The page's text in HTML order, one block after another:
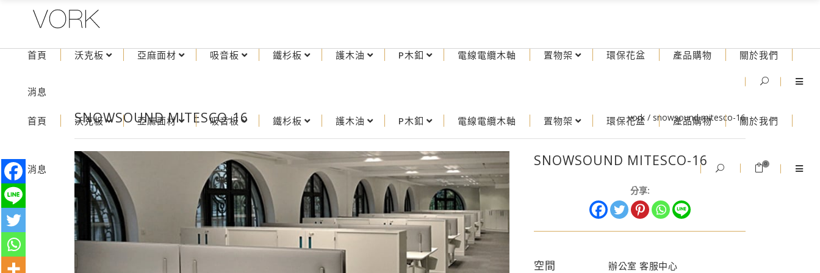
首頁 沃克板 亞麻面材 吸音板 鐵杉板 護木油 P木釦 電線電纜木軸 置物架 環保花盆 產品購物 關於我們
消息 0
首頁 沃克板 亞麻面材 吸音板 鐵杉板 護木油 P木釦 電線電纜木軸 置物架 環保花盆 產品購物 關於我們
消息
SNOWSOUND MITESCO-16 vork / snowsound mitesco-16
SNOWSOUND MITESCO-16
分享:
空間 辦公室 客服中心